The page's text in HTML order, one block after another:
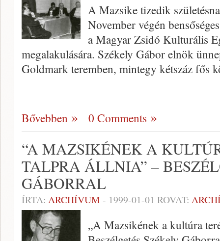
A Mazsike tizedik
November végén
a Magyar Zsidó Kulturális
megalakulásá­ra. Székely Gábor elnök
Goldmark terem­ben, mintegy kétszáz fős
Bővebben 0 Comments
“A MAZSIKÉNEK A
TALPRA ÁLLNIA” –
GÁBORRAL
ÍRTA: ARCHÍVUM - 1999-01-01 ROVAT:
„A Mazsikének a kultúra